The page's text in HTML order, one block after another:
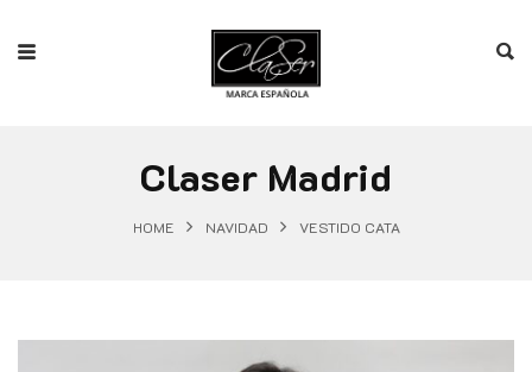
Claser Madrid
HOME NAVIDAD VESTIDO CATA